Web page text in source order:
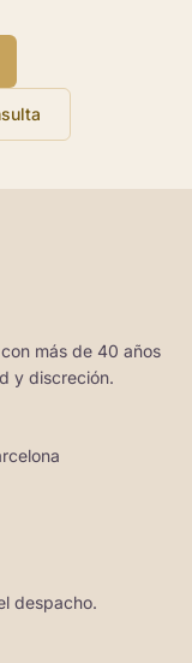
más de 40 años
y discreción.
despacho.